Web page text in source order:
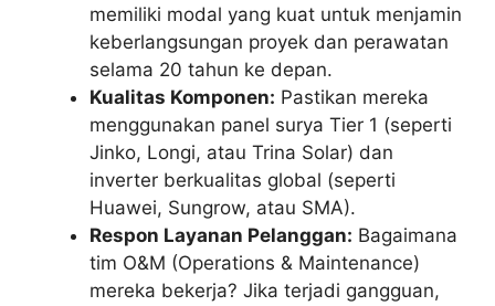
memiliki modal yang kuat untuk menjamin
keberlangsungan proyek dan perawatan
selama 20 tahun ke depan.
Kualitas Komponen: Pastikan mereka
menggunakan panel surya Tier 1 (seperti
Jinko, Longi, atau Trina Solar) dan
inverter berkualitas global (seperti
Huawei, Sungrow, atau SMA).
Respon Layanan Pelanggan: Bagaimana
tim O&M (Operations & Maintenance)
mereka bekerja? Jika terjadi gangguan,